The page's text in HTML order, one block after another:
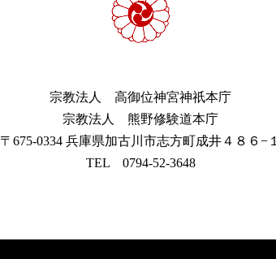
宗教法人 高御位神宮神祇本庁
宗教法人 熊野修験道本庁
〒675-0334 兵庫県加古川市志方町成井４８６−１
TEL 0794-52-3648